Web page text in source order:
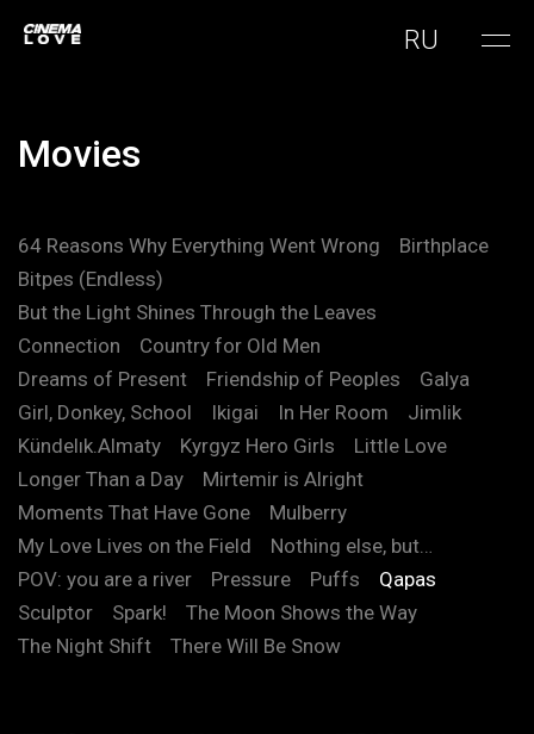
RU
Movies
64 Reasons Why Everything Went Wrong
Birthplace
Bitpes (Endless)
But the Light Shines Through the Leaves
Connection
Country for Old Men
Dreams of Present
Friendship of Peoples
Galya
Girl, Donkey, School
Ikigai In Her Room
Jimlik
Kündelık.Almaty
Kyrgyz Hero Girls
Little Love
Longer Than a Day
Mirtemir is Alright
Moments That Have Gone
Mulberry
My Love Lives on the Field
Nothing else, but…
POV: you are a river
Pressure Puffs
Qapas
Sculptor
Spark!
The Moon Shows the Way
The Night Shift
There Will Be Snow